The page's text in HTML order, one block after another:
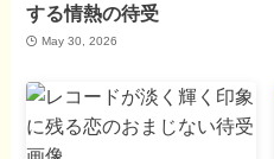
する情熱の待受
May 30, 2026